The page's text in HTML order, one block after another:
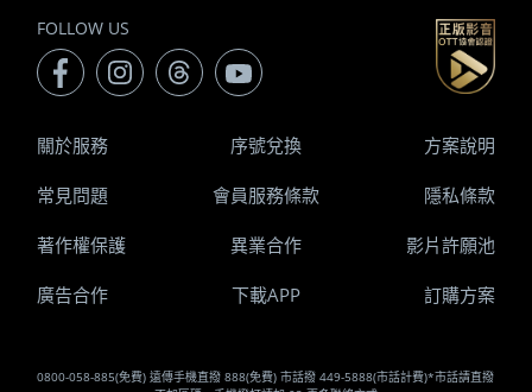
FOLLOW US
0800-058-885(免費) 遠傳手機直撥 888(免費) 市話撥 449-5888(市話計費)*市話請直撥
關於服務 序號兌換 方案說明
常見問題 會員服務條款 隱私條款
著作權保護 異業合作 影片許願池
廣告合作 下載APP 訂購方案